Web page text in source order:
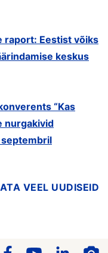
raport: Eestist võiks
keskus
“Kas
nurgakivid
septembril
VEEL UUDISEID